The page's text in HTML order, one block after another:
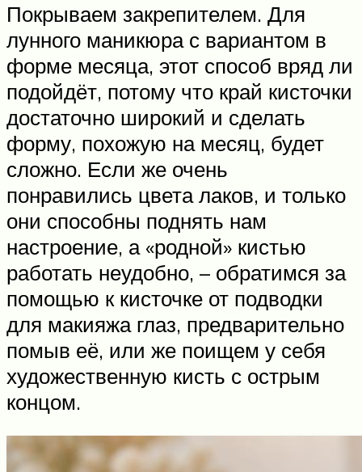
Покрываем закрепителем. Для
лунного маникюра с вариантом в
форме месяца, этот способ вряд ли
подойдёт, потому что край кисточки
достаточно широкий и сделать
форму, похожую на месяц, будет
сложно. Если же очень
понравились цвета лаков, и только
они способны поднять нам
настроение, а «родной» кистью
работать неудобно, – обратимся за
помощью к кисточке от подводки
для макияжа глаз, предварительно
помыв её, или же поищем у себя
художественную кисть с острым
концом.